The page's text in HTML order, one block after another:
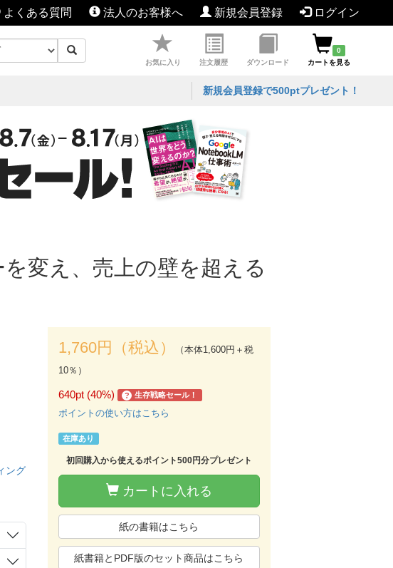
よくある質問 法人のお客様へ 新規会員登録 ログイン
お気に入り 注文履歴 ダウンロード
0
カートを見る
新規会員登録で500ptプレゼント！
変え、売上の壁を超える
ング
1,760円（税込）
（本体1,600円＋税
10％）
640pt (40%) ? 生存戦略セール！
ポイントの使い方はこちら
在庫あり
初回購入から使えるポイント500円分プレゼント
カートに入れる
紙の書籍はこちら
紙書籍とPDF版のセット商品はこちら